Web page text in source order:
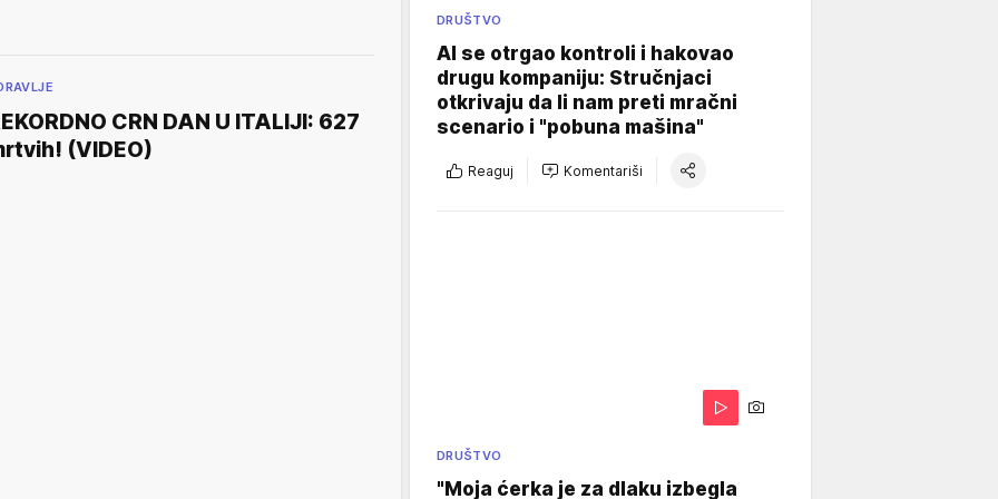
CRN DAN U ITALIJI: 627
(VIDEO)
DRUŠTVO
AI se otrgao kontroli i hakovao
drugu kompaniju: Stručnjaci
otkrivaju da li nam preti mračni
scenario i "pobuna mašina"
Reaguj Komentariši
DRUŠTVO
"Moja ćerka je za dlaku izbegla